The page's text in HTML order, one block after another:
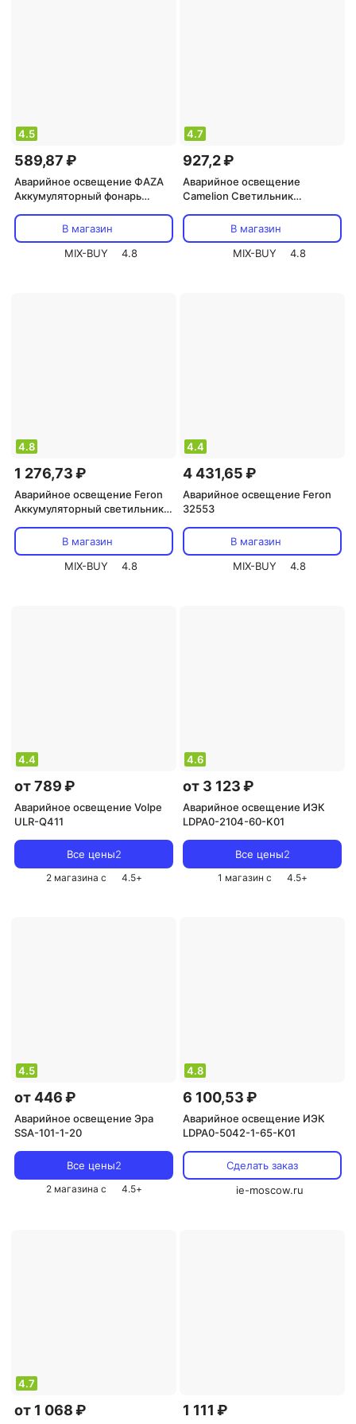
4.5
589,87 ₽
Аварийное освещение ФАZA
Аккумуляторный фонарь
В магазин
MIX-BUY
4.8
4.7
927,2 ₽
Аварийное освещение
Camelion Светильник
В магазин
MIX-BUY
4.8
4.8
1 276,73 ₽
Аварийное освещение Feron
Аккумуляторный светильник
В магазин
MIX-BUY
4.8
4.4
4 431,65 ₽
Аварийное освещение Feron
32553
В магазин
MIX-BUY
4.8
4.4
от 789 ₽
Аварийное освещение Volpe
ULR-Q411
Все цены2
2 магазина с 4.5+
4.6
от 3 123 ₽
Аварийное освещение ИЭК
LDPA0-2104-60-K01
Все цены2
1 магазин с 4.5+
4.5
от 446 ₽
Аварийное освещение Эра
SSA-101-1-20
Все цены2
2 магазина с 4.5+
4.8
6 100,53 ₽
Аварийное освещение ИЭК
LDPA0-5042-1-65-K01
Сделать заказ
ie-moscow.ru
4.7
от 1 068 ₽ 1 111 ₽